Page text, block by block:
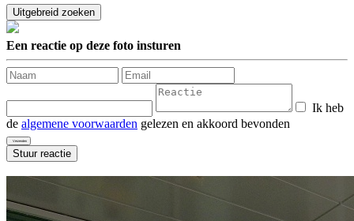
Een reactie op deze foto insturen
Ik heb
de algemene voorwaarden gelezen en akkoord bevonden